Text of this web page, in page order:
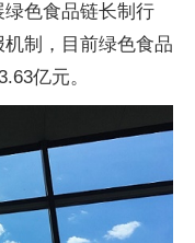
色食品链长制行
制，目前绿色食品
亿元。